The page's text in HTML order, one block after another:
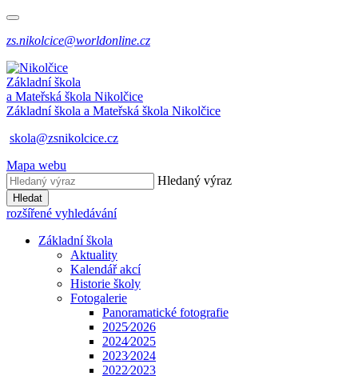
zs.nikolcice@worldonline.cz
Základní škola
a Mateřská škola Nikolčice
Základní škola a Mateřská škola Nikolčice
skola@zsnikolcice.cz
Mapa webu
Hledaný výraz
Hledat
rozšířené vyhledávání
Základní škola
Aktuality
Kalendář akcí
Historie školy
Fotogalerie
Panoramatické fotografie
2025⁄2026
2024⁄2025
2023⁄2024
2022⁄2023